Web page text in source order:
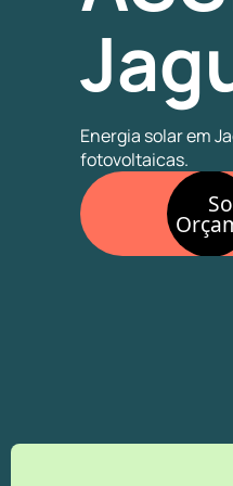
Energia solar em
fotovoltaicas.